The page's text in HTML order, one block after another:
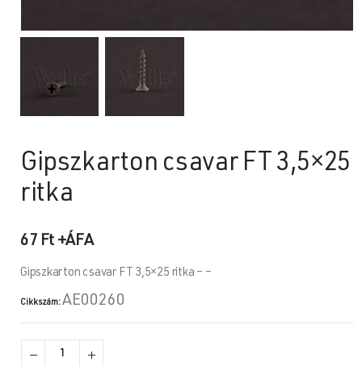
Gipszkarton csavar FT 3,5×25
ritka
67 Ft +ÁFA
Gipszkarton csavar FT 3,5×25 ritka – –
Cikkszám:AE00260